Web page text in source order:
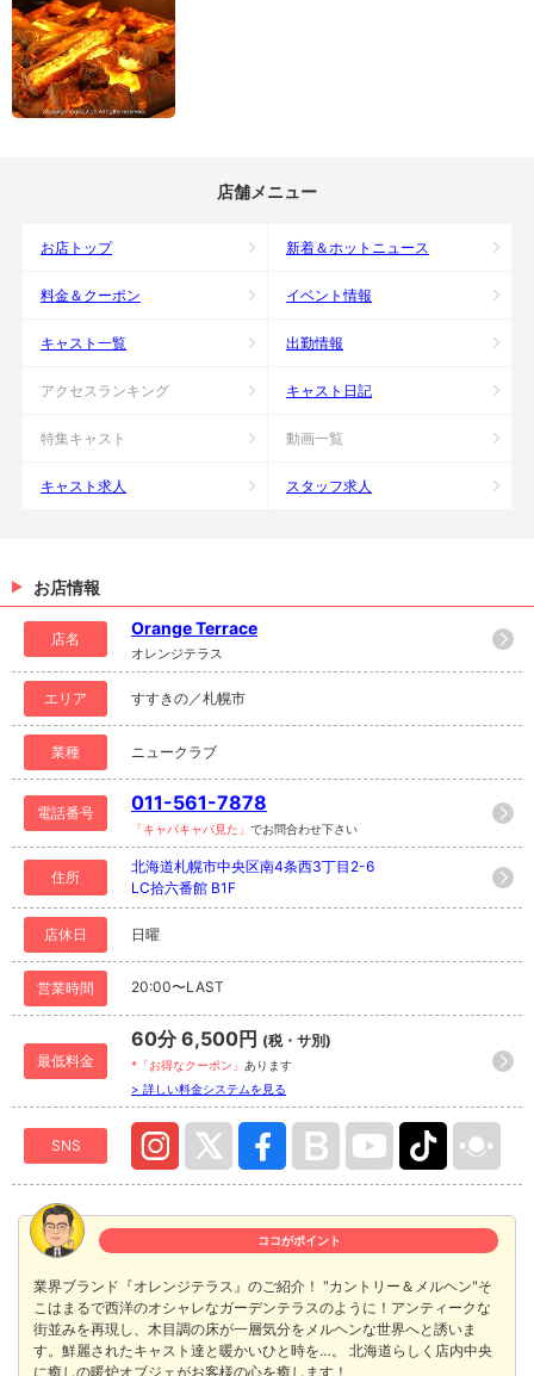
店舗メニュー
お店トップ 新着＆ホットニュース
料金＆クーポン イベント情報
キャスト一覧 出勤情報
アクセスランキング キャスト日記
特集キャスト 動画一覧
キャスト求人 スタッフ求人
お店情報
店名
Orange Terrace
オレンジテラス
エリア すすきの／札幌市
業種 ニュークラブ
電話番号 011-561-7878
「キャバキャバ見た」 でお問合わせ下さい
住所
北海道札幌市中央区南4条西3丁目2-6
LC拾六番館 B1F
店休日 日曜
営業時間 20:00〜LAST
最低料金
60分 6,500円 (税・サ別)
*「お得なクーポン」 あります
> 詳しい料金システムを見る
SNS
ココがポイント
業界ブランド『オレンジテラス』のご紹介！ "カントリー＆メルヘン"そ
こはまるで西洋のオシャレなガーデンテラスのように！アンティークな
街並みを再現し、木目調の床が一層気分をメルヘンな世界へと誘いま
す。鮮麗されたキャスト達と暖かいひと時を…。 北海道らしく店内中央
に癒しの暖炉オブジェがお客様の心を癒します！